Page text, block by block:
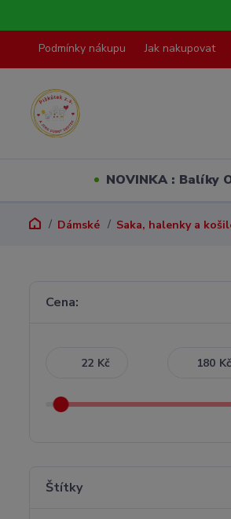
Podmínky nákupu Jak nakupovat
NOVINKA : Balíky
Dámské Saka, halenky a
Cena:
Kč Kč
Štítky